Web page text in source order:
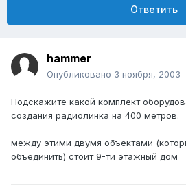
Ответить
hammer
Опубликовано 3 ноября, 2003
Подскажите какой комплект
создания радиолинка на 400 метров.
между этими двумя объектами
объединить) стоит 9-ти этажный дом